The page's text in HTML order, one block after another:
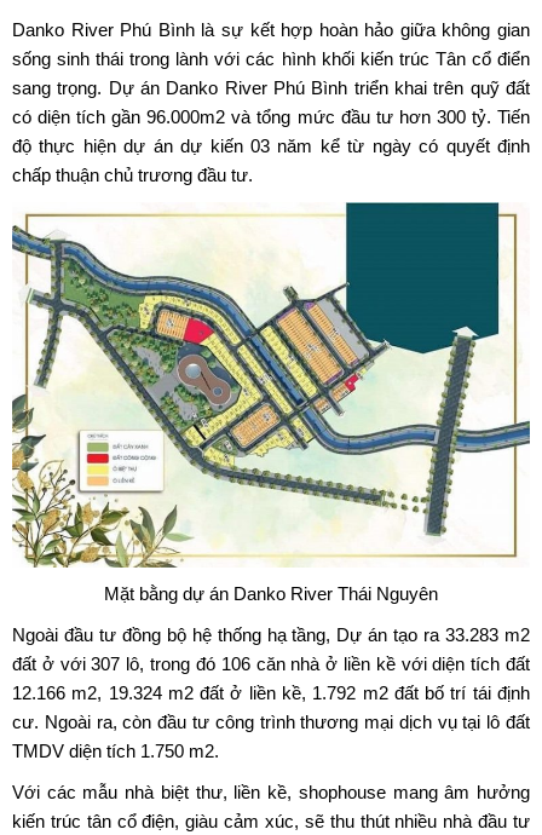
Danko River Phú Bìnhlà sự kết hợp hoàn hảo giữa không gian
sống sinh thái trong lành với các hình khối kiến trúc Tân cổ điển
sang trọng. Dự án Danko River Phú Bình triển khai trên quỹ đất
có diện tích gần 96.000m2 và tổng mức đầu tư hơn 300 tỷ. Tiến
độ thực hiện dự án dự kiến 03 năm kể từ ngày có quyết định
chấp thuận chủ trương đầu tư.
Mặt bằng dự án Danko River Thái Nguyên
Ngoài đầu tư đồng bộ hệ thống hạ tầng, Dự án tạo ra 33.283 m2
đất ở với 307 lô, trong đó 106 căn nhà ở liền kề với diện tích đất
12.166 m2, 19.324 m2 đất ở liền kề, 1.792 m2 đất bố trí tái định
cư. Ngoài ra, còn đầu tư công trình thương mại dịch vụ tại lô đất
TMDV diện tích 1.750 m2.
Với các mẫu nhà biệt thư, liền kề, shophouse mang âm hưởng
kiến trúc tân cổ điện, giàu cảm xúc, sẽ thu thút nhiều nhà đầu tư